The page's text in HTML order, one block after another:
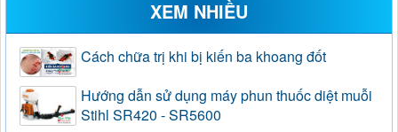
XEM NHIỀU
Cách chữa trị khi bị kiến ba khoang đốt
Hướng dẫn sử dụng máy phun thuốc diệt muỗi
Stihl SR420 - SR5600